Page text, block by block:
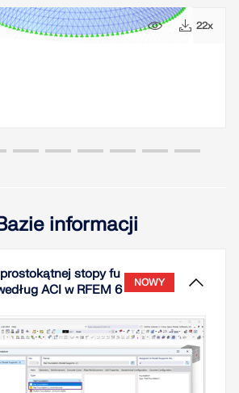
9x 22x
informacji
stopy fu
ACI w RFEM 6
NOWY